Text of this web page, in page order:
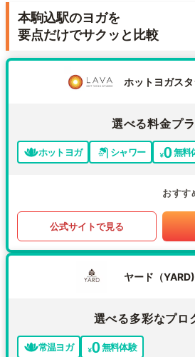
本駒込駅のヨガを
要点だけでサクッと比較
ホットヨガス
選べる料金プ
ホットヨガ シャワー 無料
おすす
公式サイトで見る
ヤード（YARD)
選べる多彩なプロ
常温ヨガ 無料体験